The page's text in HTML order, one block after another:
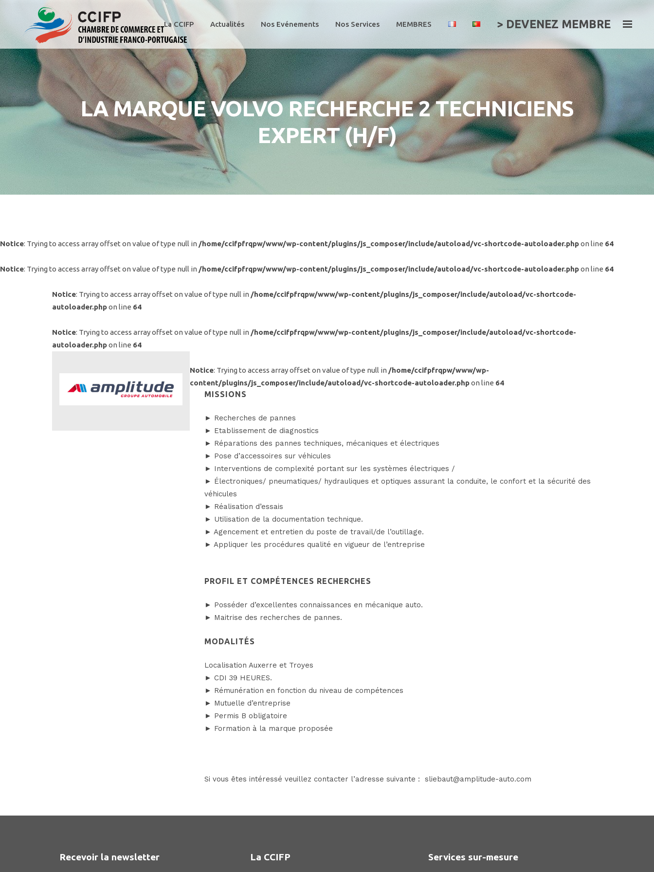
> DEVENEZ MEMBRE
La CCIFP Actualités Nos Evénements Nos Services MEMBRES
LA MARQUE VOLVO RECHERCHE 2 TECHNICIENS
EXPERT (H/F)
Notice: Trying to access array offset on value of type null in /home/ccifpfrqpw/www/wp-content/plugins/js_composer/include/autoload/vc-shortcode-autoloader.phpon line 64
Notice: Trying to access array offset on value of type null in /home/ccifpfrqpw/www/wp-content/plugins/js_composer/include/autoload/vc-shortcode-autoloader.phpon line 64
Notice: Trying to access array offset on value of type null in /home/ccifpfrqpw/www/wp-content/plugins/js_composer/include/autoload/vc-shortcode-
autoloader.phpon line 64
Notice: Trying to access array offset on value of type null in /home/ccifpfrqpw/www/wp-content/plugins/js_composer/include/autoload/vc-shortcode-
autoloader.phpon line 64
Notice: Trying to access array offset on value of type null in /home/ccifpfrqpw/www/wp-
content/plugins/js_composer/include/autoload/vc-shortcode-autoloader.phpon line 64
MISSIONS
► Recherches de pannes
► Etablissement de diagnostics
► Réparations des pannes techniques, mécaniques et électriques
► Pose d’accessoires sur véhicules
► Interventions de complexité portant sur les systèmes électriques /
► Électroniques/ pneumatiques/ hydrauliques et optiques assurant la conduite, le confort et la sécurité des
véhicules
► Réalisation d’essais
► Utilisation de la documentation technique.
► Agencement et entretien du poste de travail/de l’outillage.
► Appliquer les procédures qualité en vigueur de l’entreprise
PROFIL ET COMPÉTENCES RECHERCHES
► Posséder d’excellentes connaissances en mécanique auto.
► Maitrise des recherches de pannes.
MODALITÉS
Localisation Auxerre et Troyes
► CDI 39 HEURES.
► Rémunération en fonction du niveau de compétences
► Mutuelle d’entreprise
► Permis B obligatoire
► Formation à la marque proposée
Si vous êtes intéressé veuillez contacter l’adresse suivante : sliebaut@amplitude-auto.com
Recevoir la newsletter La CCIFP Services sur-mesure